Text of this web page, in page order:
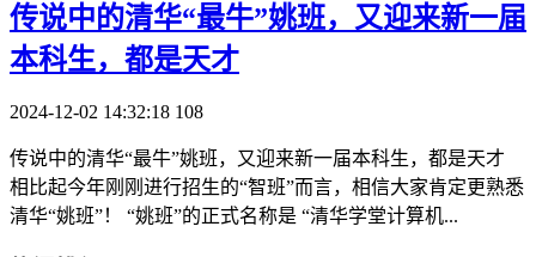
​传说中的清华“最牛”姚班，又迎来新一届
本科生，都是天才
2024-12-02 14:32:18 108
传说中的清华“最牛”姚班，又迎来新一届本科生，都是天才
相比起今年刚刚进行招生的“智班”而言，相信大家肯定更熟悉
清华“姚班”！ “姚班”的正式名称是 “清华学堂计算机...